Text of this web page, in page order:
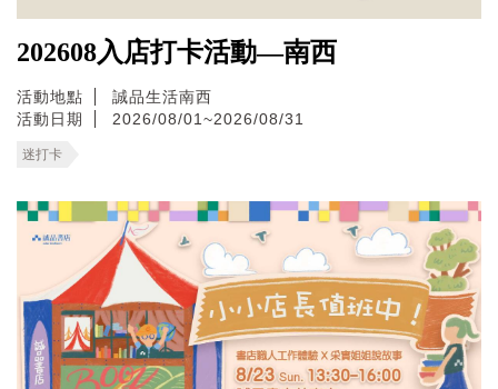
202608入店打卡活動—南西
活動地點
誠品生活南西
活動日期
2026/08/01~2026/08/31
迷打卡